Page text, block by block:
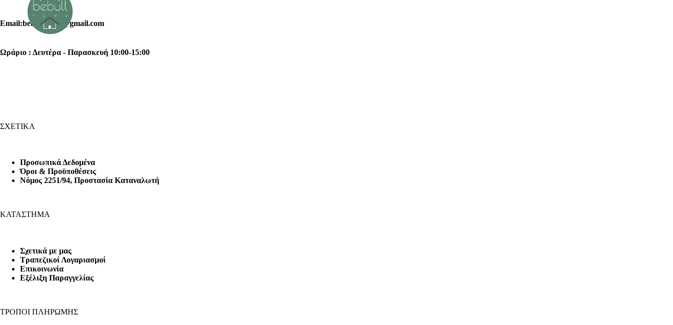
Email:bebullhome@gmail.com
Ωράριο : Δευτέρα - Παρασκευή 10:00-15:00
ΣΧΕΤΙΚΑ
Προσωπικά Δεδομένα
Όροι & Προϋποθέσεις
Nόμος 2251/94, Προστασία Καταναλωτή
ΚΑΤΑΣΤΗΜΑ
Σχετικά με μας
Τραπεζικοί Λογαριασμοί
Επικοινωνία
Εξέλιξη Παραγγελίας
ΤΡΟΠΟΙ ΠΛΗΡΩΜΗΣ